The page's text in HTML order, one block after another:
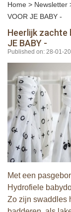
Home > Newsletter
VOOR JE BABY -
Heerlijk zachte
JE BABY -
Published on: 28-01-
Met een
Hydrofiele
Zo zijn swaddles